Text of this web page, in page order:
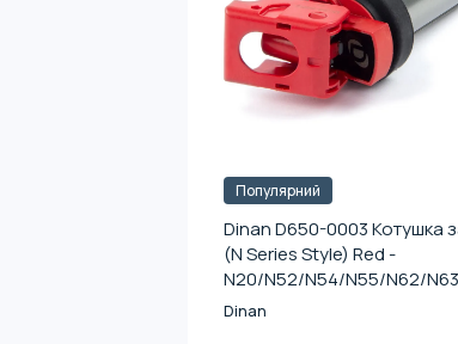
Популярний
Dinan D650-0003 Котушка
(N Series Style) Red -
N20/N52/N54/N55/N62/
Dinan